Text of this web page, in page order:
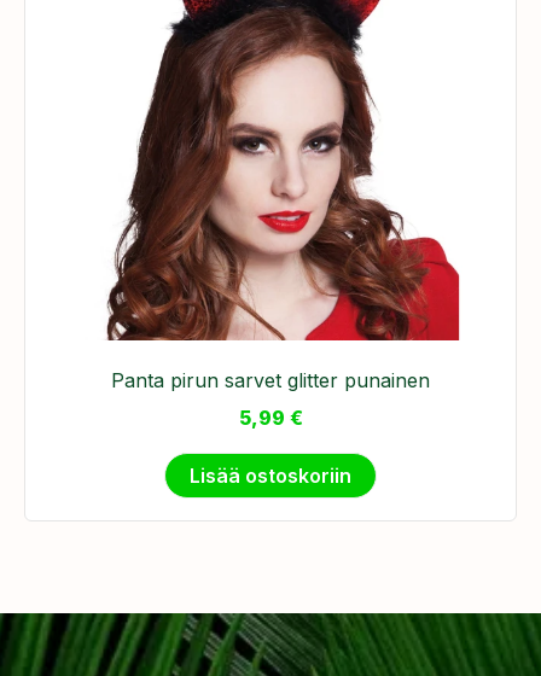
Panta pirun sarvet glitter punainen
5,99 €
Lisää ostoskoriin